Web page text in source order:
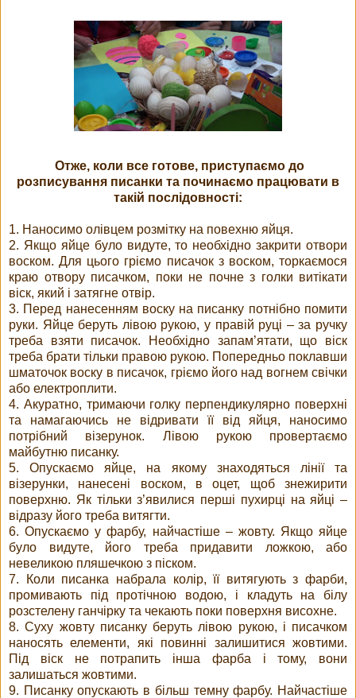
Отже, коли все готове, приступаємо до
розписування писанки та починаємо працювати в
такій послідовності:
1. Наносимо олівцем розмітку на повехню яйця.
2. Якщо яйце було видуте, то необхідно закрити отвори
воском. Для цього гріємо писачок з воском, торкаємося
краю отвору писачком, поки не почне з голки витікати
віск, який і затягне отвір.
3. Перед нанесенням воску на писанку потнібно помити
руки. Яйце беруть лівою рукою, у правій руці – за ручку
треба взяти писачок. Необхідно запам’ятати, що віск
треба брати тільки правою рукою. Попередньо поклавши
шматочок воску в писачок, гріємо його над вогнем свічки
або електроплити.
4. Акуратно, тримаючи голку перпендикулярно поверхні
та намагаючись не відривати її від яйця, наносимо
потрібний візерунок. Лівою рукою провертаємо
майбутню писанку.
5. Опускаємо яйце, на якому знаходяться лінії та
візерунки, нанесені воском, в оцет, щоб знежирити
поверхню. Як тільки з’явилися перші пухирці на яйці –
відразу його треба витягти.
6. Опускаємо у фарбу, найчастіше – жовту. Якщо яйце
було видуте, його треба придавити ложкою, або
невеликою пляшечкою з піском.
7. Коли писанка набрала колір, її витягують з фарби,
промивають під протічною водою, і кладуть на білу
розстелену ганчірку та чекають поки поверхня висохне.
8. Суху жовту писанку беруть лівою рукою, і писачком
наносять елементи, які повинні залишитися жовтими.
Під віск не потрапить інша фарба і тому, вони
залишаться жовтими.
9. Писанку опускають в більш темну фарбу. Найчастіше